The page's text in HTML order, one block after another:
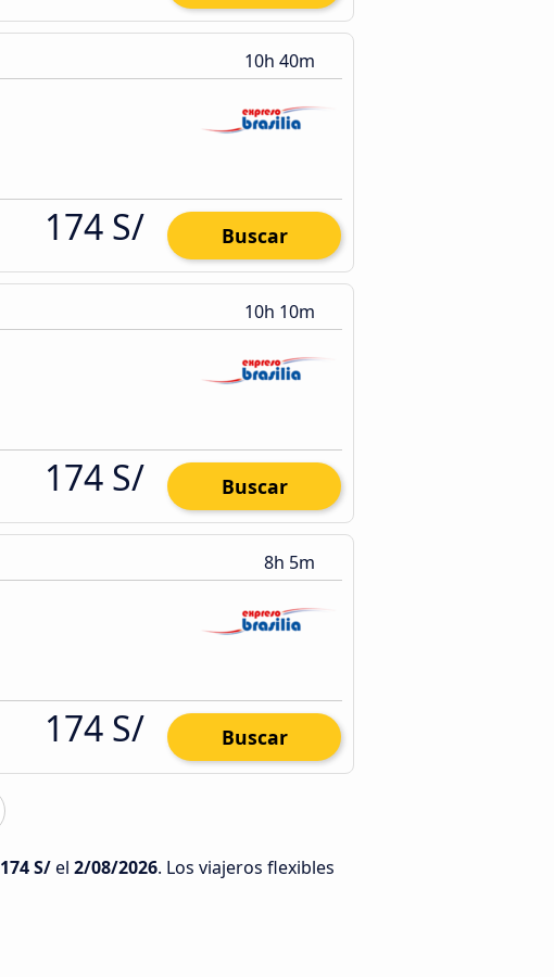
10h 40m
174 S/ Buscar
10h 10m
174 S/ Buscar
8h 5m
174 S/ Buscar
174 S/el 2/08/2026. Los viajeros flexibles